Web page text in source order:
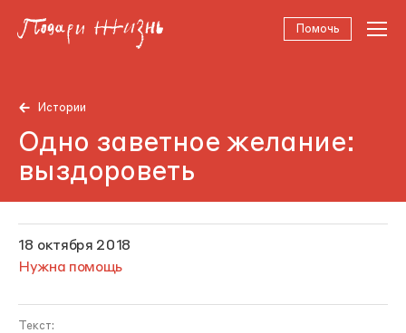
Помочь
Истории
Одно заветное желание:
выздороветь
18 октября 2018
Нужна помощь
Текст: